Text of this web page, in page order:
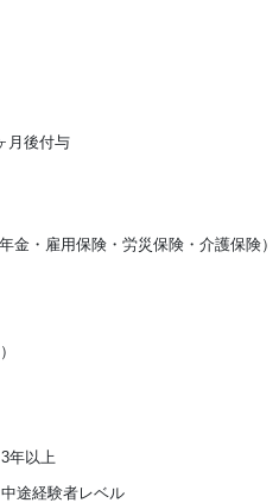
月後付与
金・雇用保険・労災保険・介護保険）
3年以上
中途経験者レベル